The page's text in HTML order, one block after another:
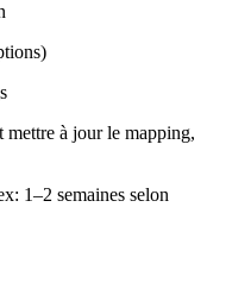
mettre à jour le mapping,
1–2 semaines selon